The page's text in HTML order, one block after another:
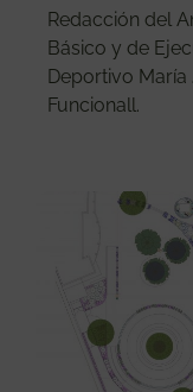
Redacción del
Básico y de
Deportivo María
Funcionall.